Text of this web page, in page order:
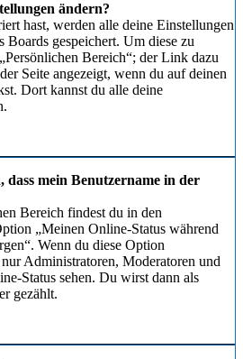
ändern?
hast, werden alle deine Einstellungen
Boards gespeichert. Um diese zu
Bereich“; der Link dazu
Seite angezeigt, wenn du auf deinen
Dort kannst du alle deine
mein Benutzername in der
Bereich findest du in den
„Meinen Online-Status während
Wenn du diese Option
Administratoren, Moderatoren und
Status sehen. Du wirst dann als
gezählt.